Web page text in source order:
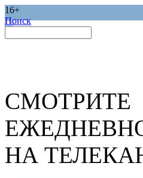
16+
Поиск
СМОТРИТЕ
НА